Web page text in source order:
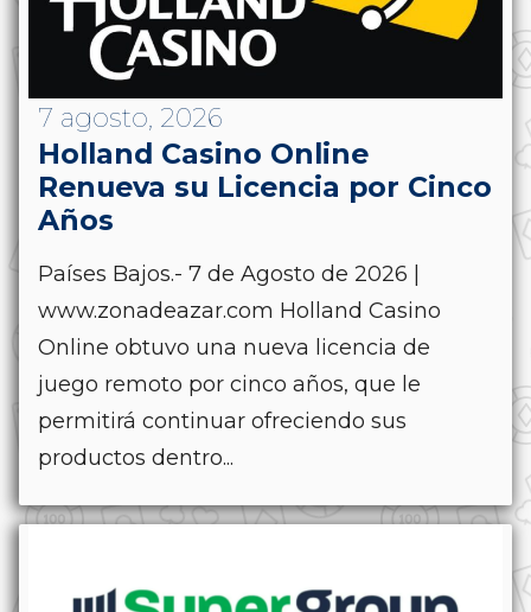
7 agosto, 2026
Holland Casino Online
Renueva su Licencia por Cinco
Años
Países Bajos.- 7 de Agosto de 2026 |
www.zonadeazar.com Holland Casino
Online obtuvo una nueva licencia de
juego remoto por cinco años, que le
permitirá continuar ofreciendo sus
productos dentro...